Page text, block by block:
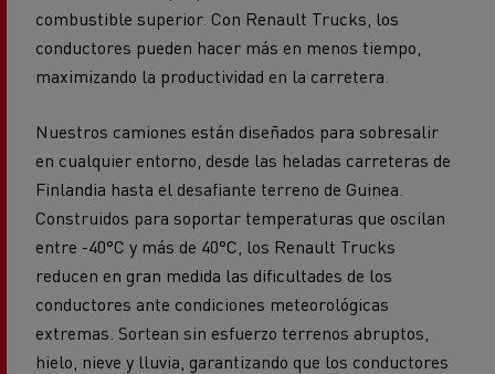
combustible superior. Con Renault Trucks, los
conductores pueden hacer más en menos tiempo,
maximizando la productividad en la carretera.
Nuestros camiones están diseñados para sobresalir
en cualquier entorno, desde las heladas carreteras de
Finlandia hasta el desafiante terreno de Guinea.
Construidos para soportar temperaturas que oscilan
entre -40°C y más de 40°C, los Renault Trucks
reducen en gran medida las dificultades de los
conductores ante condiciones meteorológicas
extremas. Sortean sin esfuerzo terrenos abruptos,
hielo, nieve y lluvia, garantizando que los conductores